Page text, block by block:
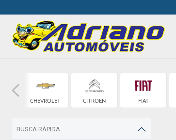
CHEVROLET CITROEN FIAT
BUSCA RÁPIDA